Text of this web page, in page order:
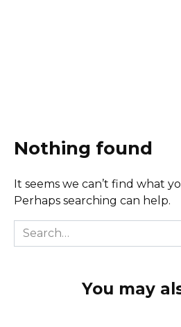
Nothing found
It seems we can’t find what
Perhaps searching can help.
Search
for:
You may